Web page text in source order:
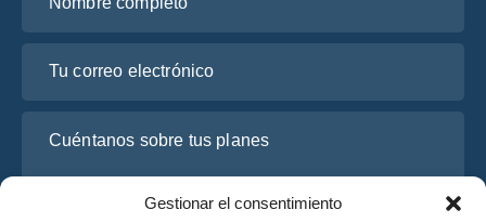
Gestionar el consentimiento